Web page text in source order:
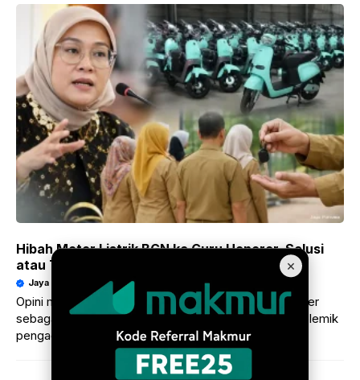
Hibah Motor Listrik BGN ke Guru Honorer, Solusi
atau Tambal Sulam?
Jaya Purnama 22/06/2026
Opini mengenai hibah motor listrik BGN ke guru honorer
sebagai solusi pemanfaatan aset negara di tengah polemik
pengadaan.
×